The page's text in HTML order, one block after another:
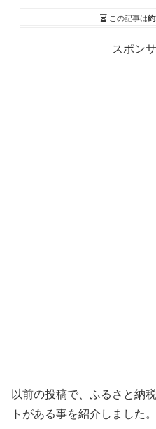
この記事は
スポン
以前の投稿で、ふるさと納
トがある事を紹介しました。